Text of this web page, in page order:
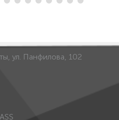
ул. Панфилова, 102